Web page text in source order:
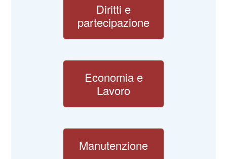
Diritti e
partecipazione
Economia e
Lavoro
Manutenzione